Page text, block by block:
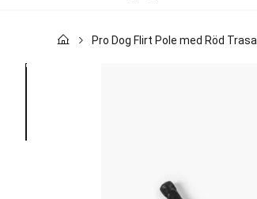
Pro Dog Flirt Pole med Röd Trasa